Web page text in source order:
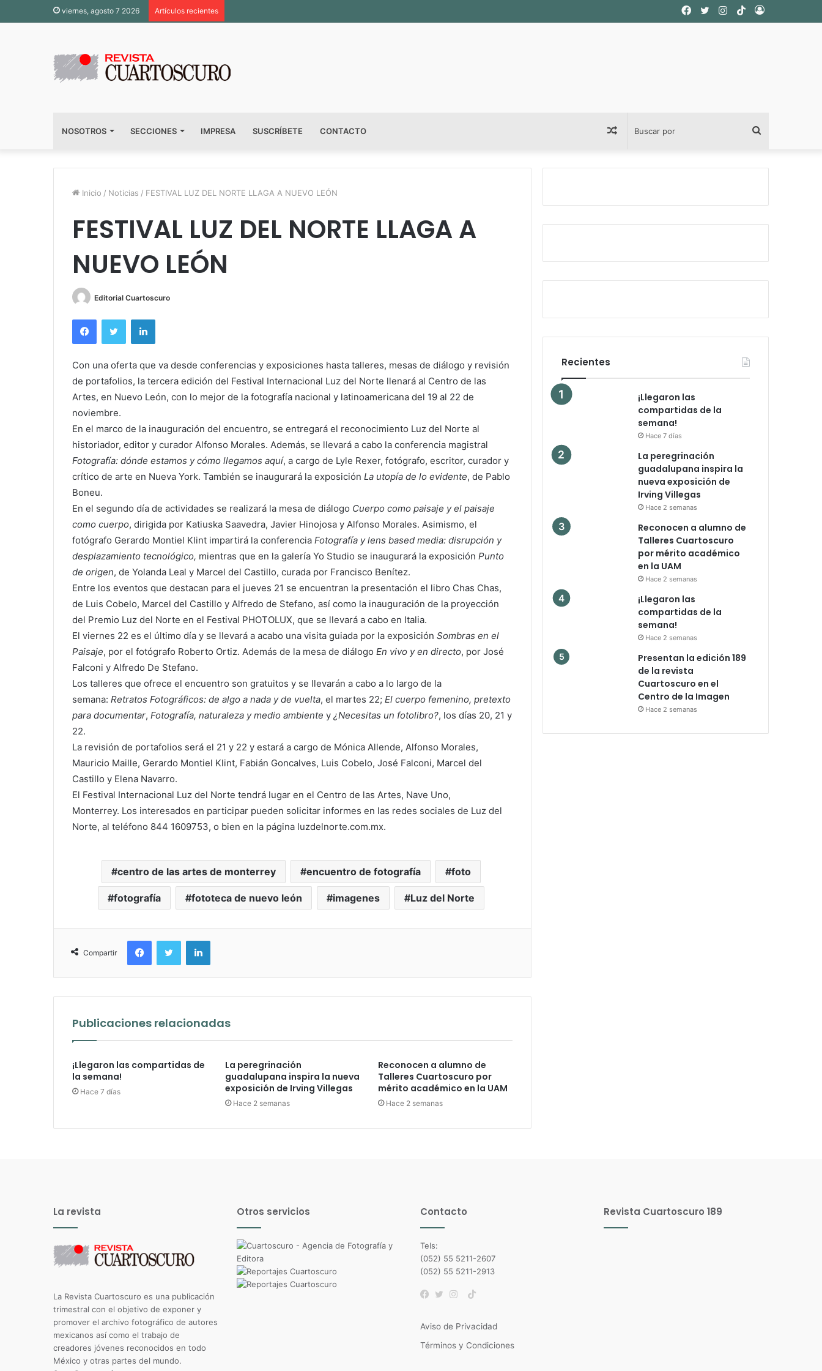
viernes, agosto 7 2026 Artículos recientes Acceso
TikTok
Instagram
Twitter
Facebook
NOSOTROS SECCIONES IMPRESA SUSCRÍBETE CONTACTO
por
Publicación
al
azar
Inicio / Noticias / FESTIVAL LUZ DEL NORTE LLAGA A NUEVO LEÓN
FESTIVAL LUZ DEL NORTE LLAGA A
NUEVO LEÓN
Editorial Cuartoscuro
FacebookTwitter LinkedIn
Con una oferta que va desde conferencias y exposiciones hasta talleres, mesas de diálogo y revisión
de portafolios, la tercera edición del Festival Internacional Luz del Norte llenará al Centro de las
Artes, en Nuevo León, con lo mejor de la fotografía nacional y latinoamericana del 19 al 22 de
noviembre.
En el marco de la inauguración del encuentro, se entregará el reconocimiento Luz del Norte al
historiador, editor y curador Alfonso Morales. Además, se llevará a cabo la conferencia magistral
Fotografía: dónde estamos y cómo llegamos aquí, a cargo de Lyle Rexer, fotógrafo, escritor, curador y
crítico de arte en Nueva York. También se inaugurará la exposición La utopía de lo evidente, de Pablo
Boneu.
En el segundo día de actividades se realizará la mesa de diálogo Cuerpo como paisaje y el paisaje
como cuerpo, dirigida por Katiuska Saavedra, Javier Hinojosa y Alfonso Morales. Asimismo, el
fotógrafo Gerardo Montiel Klint impartirá la conferencia Fotografía y lens based media: disrupción y
desplazamiento tecnológico, mientras que en la galería Yo Studio se inaugurará la exposición Punto
de origen, de Yolanda Leal y Marcel del Castillo, curada por Francisco Benítez.
Entre los eventos que destacan para el jueves 21 se encuentran la presentación el libro Chas Chas,
de Luis Cobelo, Marcel del Castillo y Alfredo de Stefano, así como la inauguración de la proyección
del Premio Luz del Norte en el Festival PHOTOLUX, que se llevará a cabo en Italia.
El viernes 22 es el último día y se llevará a acabo una visita guiada por la exposición Sombras en el
Paisaje, por el fotógrafo Roberto Ortiz. Además de la mesa de diálogo En vivo y en directo, por José
Falconi y Alfredo De Stefano.
Los talleres que ofrece el encuentro son gratuitos y se llevarán a cabo a lo largo de la
semana: Retratos Fotográficos: de algo a nada y de vuelta, el martes 22; El cuerpo femenino, pretexto
para documentar, Fotografía, naturaleza y medio ambiente y ¿Necesitas un fotolibro?, los días 20, 21 y
22.
La revisión de portafolios será el 21 y 22 y estará a cargo de Mónica Allende, Alfonso Morales,
Mauricio Maille, Gerardo Montiel Klint, Fabián Goncalves, Luis Cobelo, José Falconi, Marcel del
Castillo y Elena Navarro.
El Festival Internacional Luz del Norte tendrá lugar en el Centro de las Artes, Nave Uno,
Monterrey. Los interesados en participar pueden solicitar informes en las redes sociales de Luz del
Norte, al teléfono 844 1609753, o bien en la página luzdelnorte.com.mx.
centro de las artes de monterrey encuentro de fotografía foto
fotografía fototeca de nuevo león imagenes Luz del Norte
Compartir
FacebookTwitter LinkedIn
Publicaciones relacionadas
¡Llegaron las compartidas de
la semana!
Hace 7 días
La peregrinación
guadalupana inspira la nueva
exposición de Irving Villegas
Hace 2 semanas
Reconocen a alumno de
Talleres Cuartoscuro por
mérito académico en la UAM
Hace 2 semanas
Recientes
¡Llegaron las
compartidas de la
semana!
Hace 7 días
La peregrinación
guadalupana inspira la
nueva exposición de
Irving Villegas
Hace 2 semanas
Reconocen a alumno de
Talleres Cuartoscuro
por mérito académico
en la UAM
Hace 2 semanas
¡Llegaron las
compartidas de la
semana!
Hace 2 semanas
Presentan la edición 189
de la revista
Cuartoscuro en el
Centro de la Imagen
Hace 2 semanas
La revista
La Revista Cuartoscuro es una publicación
trimestral con el objetivo de exponer y
promover el archivo fotográfico de autores
mexicanos así como el trabajo de
creadores jóvenes reconocidos en todo
México y otras partes del mundo.
Otros servicios Contacto
Tels:
(052) 55 5211-2607
(052) 55 5211-2913
TikTok
Aviso de Privacidad
Términos y Condiciones
Revista Cuartoscuro 189